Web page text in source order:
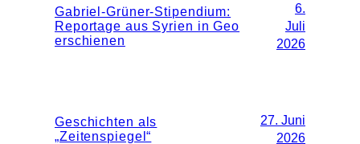
Gabriel-Grüner-Stipendium:
Reportage aus Syrien in Geo
erschienen
6.
Juli
2026
Geschichten als
„Zeitenspiegel“
27. Juni
2026